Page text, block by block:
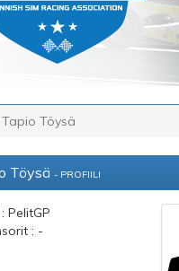
Tapio Töysä
Töysä - PROFIILI
PelitGP
: -